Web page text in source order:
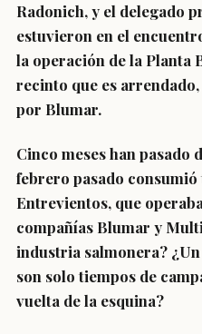
Radonich, y el delegado
estuvieron en el
la operación de la Planta
recinto que es
por Blumar.
Cinco meses han pasado
febrero pasado
Entrevientos, que
compañías Blumar y
industria salmonera?
son solo tiempos de
vuelta de la esquina?